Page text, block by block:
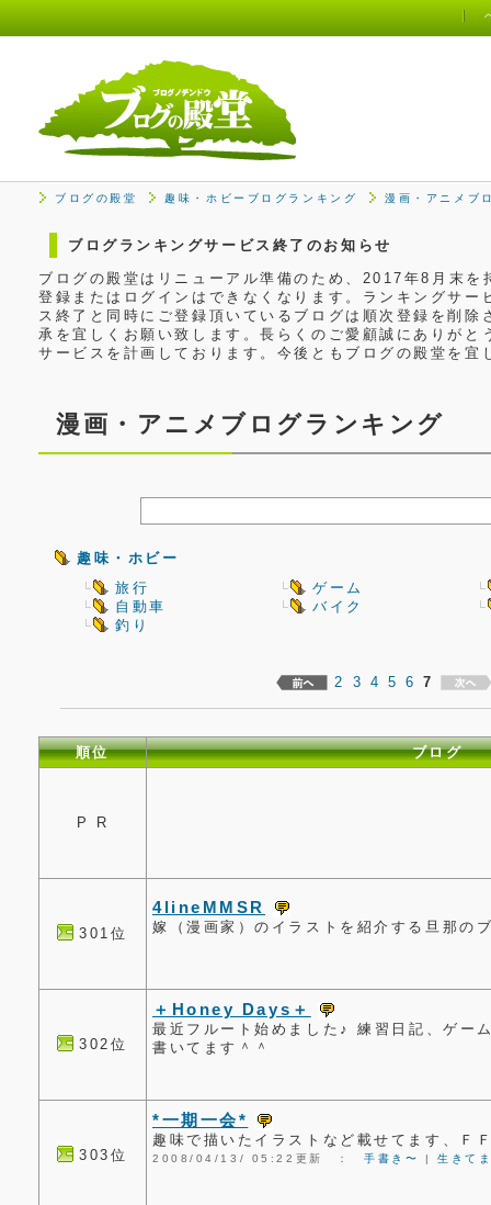
ブログの殿堂 趣味・ホビーブログランキング 漫画・アニメブ
ブログランキングサービス終了のお知らせ
ブログの殿堂はリニューアル準備のため、2017年8月末
登録またはログインはできなくなります。ランキングサ
ス終了と同時にご登録頂いているブログは順次登録を削
承を宜しくお願い致します。長らくのご愛顧誠にありが
サービスを計画しております。今後ともブログの殿堂を宜
漫画・アニメブログランキング
趣味・ホビー
旅行
ゲーム
自動車
バイク
釣り
2 3 4 5 6 7
順位 ブログ
P R
301位
4lineMMSR
嫁（漫画家）のイラストを紹介する旦那の
302位
＋Honey Days＋
最近フルート始めました♪ 練習日記、ゲー
書いてます＾＾
303位
*一期一会*
趣味で描いたイラストなど載せてます、Ｆ
2008/04/13/ 05:22更新 ：手書き〜 |生きて